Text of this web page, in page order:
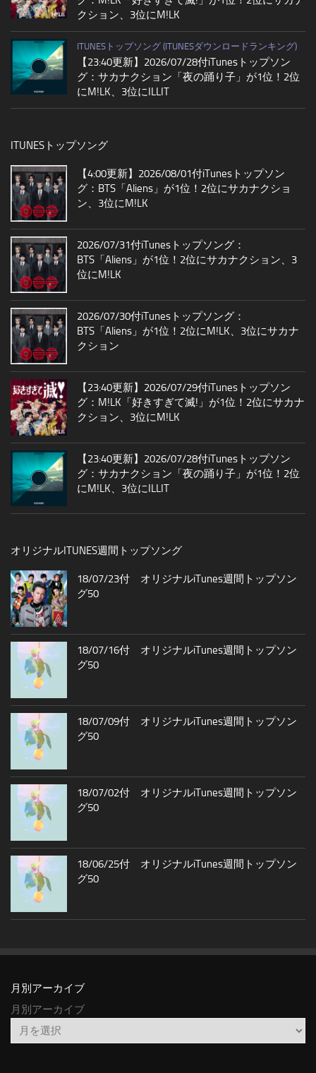
クション、3位にM!LK
ITUNESトップソング (ITUNESダウンロードランキング)
【23:40更新】2026/07/28付iTunesトップソン
グ：サカナクション「夜の踊り子」が1位！2位
にM!LK、3位にILLIT
ITUNESトップソング
【4:00更新】2026/08/01付iTunesトップソン
グ：BTS「Aliens」が1位！2位にサカナクショ
ン、3位にM!LK
2026/07/31付iTunesトップソング：
BTS「Aliens」が1位！2位にサカナクション、3
位にM!LK
2026/07/30付iTunesトップソング：
BTS「Aliens」が1位！2位にM!LK、3位にサカナ
クション
【23:40更新】2026/07/29付iTunesトップソン
グ：M!LK「好きすぎて滅!」が1位！2位にサカナ
クション、3位にM!LK
【23:40更新】2026/07/28付iTunesトップソン
グ：サカナクション「夜の踊り子」が1位！2位
にM!LK、3位にILLIT
オリジナルITUNES週間トップソング
18/07/23付 オリジナルiTunes週間トップソン
グ50
18/07/16付 オリジナルiTunes週間トップソン
グ50
18/07/09付 オリジナルiTunes週間トップソン
グ50
18/07/02付 オリジナルiTunes週間トップソン
グ50
18/06/25付 オリジナルiTunes週間トップソン
グ50
月別アーカイブ
月別アーカイブ